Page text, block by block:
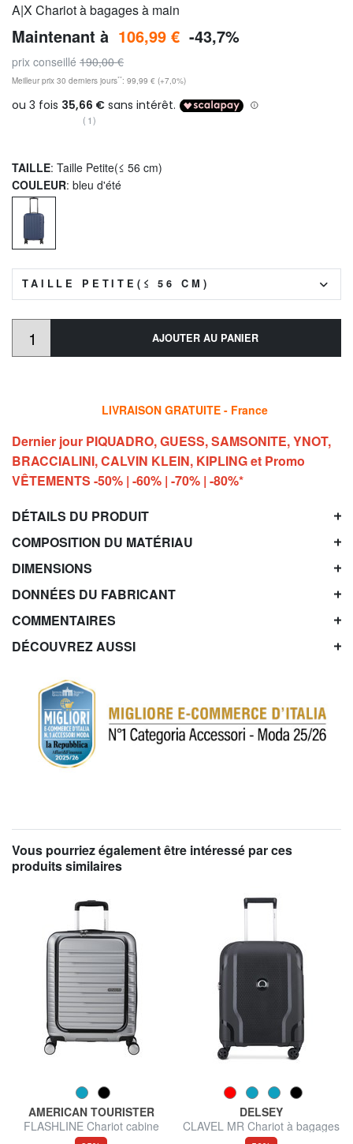
A|X Chariot à bagages à main
Maintenant à 106,99 € -43,7%
prix conseillé 190,00 €
Meilleur prix 30 derniers jours**: 99,99 € (+7,0%)
(1)
TAILLE: Taille Petite(≤ 56 cm)
COULEUR: bleu d'été
TAILLE PETITE(≤ 56 CM)
AJOUTER AU PANIER
LIVRAISON GRATUITE - France
Dernier jour PIQUADRO, GUESS, SAMSONITE, YNOT,
BRACCIALINI, CALVIN KLEIN, KIPLING et Promo
VÊTEMENTS -50% | -60% | -70% | -80%*
DÉTAILS DU PRODUIT
COMPOSITION DU MATÉRIAU
DIMENSIONS
DONNÉES DU FABRICANT
COMMENTAIRES
DÉCOUVREZ AUSSI
Vous pourriez également être intéressé par ces
produits similaires
AMERICAN TOURISTER
FLASHLINE Chariot cabine
avec pochette pour ordinateur
DELSEY
CLAVEL MR Chariot à bagages
à main